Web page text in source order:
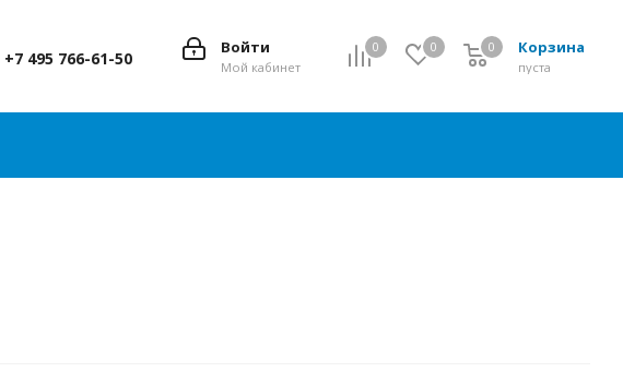
0 0 Корзина
0
пуста
0
Войти
Мой кабинет
+7 495 766-61-50